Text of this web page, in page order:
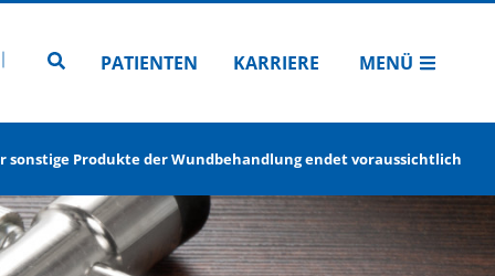
Zur Seitensuche
PATIENTEN KARRIERE MENÜ
sonstige Produkte der Wundbehandlung endet voraussichtlich